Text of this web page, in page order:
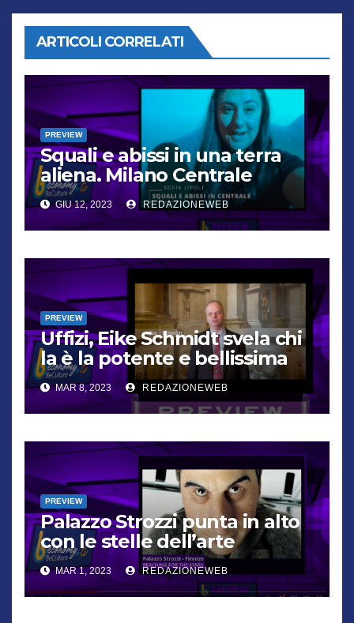
ARTICOLI CORRELATI
PREVIEW
Squali e abissi in una terra
aliena. Milano Centrale
diventa un oceano
GIU 12, 2023 REDAZIONEWEB
PREVIEW
Uffizi, Eike Schmidt svela chi
la è la potente e bellissima
Eleonora
MAR 8, 2023 REDAZIONEWEB
PREVIEW
Palazzo Strozzi punta in alto
con le stelle dell’arte
contemporanea
MAR 1, 2023 REDAZIONEWEB